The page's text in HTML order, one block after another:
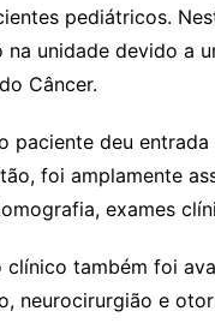
pediátricos.
na unidade devido a
Câncer.
paciente deu
foi amplamente
exames
clínico também foi
neurocirurgião e